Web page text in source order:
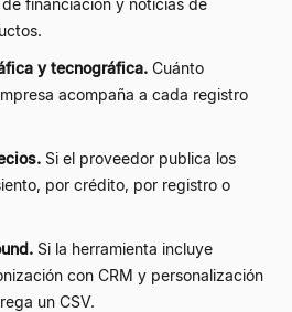
y tecnográfica. Cuánto
acompaña a cada registro
Si el proveedor publica los
por crédito, por registro o
Si la herramienta incluye
con CRM y personalización
un CSV.